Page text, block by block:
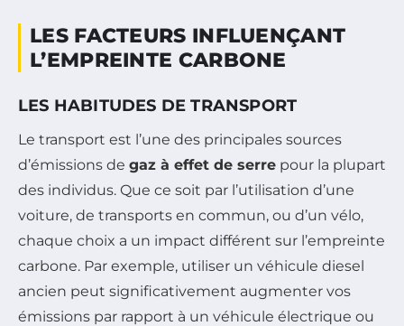
LES FACTEURS INFLUENÇANT
L’EMPREINTE CARBONE
LES HABITUDES DE TRANSPORT
Le transport est l’une des principales sources
d’émissions de gaz à effet de serre pour la plupart
des individus. Que ce soit par l’utilisation d’une
voiture, de transports en commun, ou d’un vélo,
chaque choix a un impact différent sur l’empreinte
carbone. Par exemple, utiliser un véhicule diesel
ancien peut significativement augmenter vos
émissions par rapport à un véhicule électrique ou